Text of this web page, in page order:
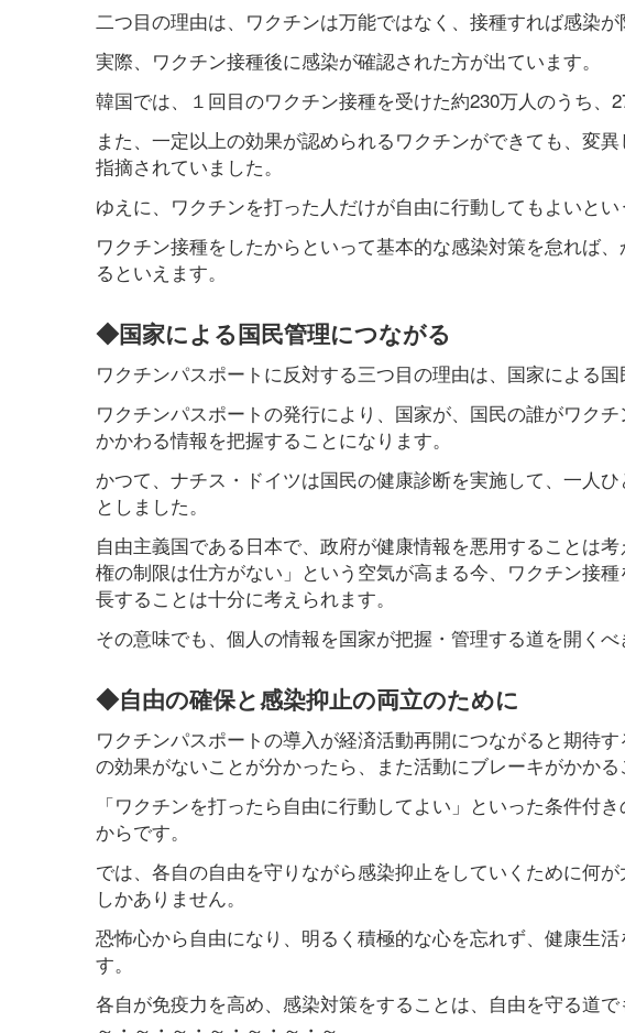
二つ目の理由は、ワクチンは万能ではなく、接種すれば感染が
実際、ワクチン接種後に感染が確認された方が出ています。
韓国では、１回目のワクチン接種を受けた約230万人のうち、
また、一定以上の効果が認められるワクチンができても、変
指摘されていました。
ゆえに、ワクチンを打った人だけが自由に行動してもよいと
ワクチン接種をしたからといって基本的な感染対策を怠れば
るといえます。
◆国家による国民管理につながる
ワクチンパスポートに反対する三つ目の理由は、国家による
ワクチンパスポートの発行により、国家が、国民の誰がワク
かかわる情報を把握することになります。
かつて、ナチス・ドイツは国民の健康診断を実施して、一人
としました。
自由主義国である日本で、政府が健康情報を悪用することは
権の制限は仕方がない」という空気が高まる今、ワクチン接
長することは十分に考えられます。
その意味でも、個人の情報を国家が把握・管理する道を開くべ
◆自由の確保と感染抑止の両立のために
ワクチンパスポートの導入が経済活動再開につながると期待
の効果がないことが分かったら、また活動にブレーキがかかる
「ワクチンを打ったら自由に行動してよい」といった条件付
からです。
では、各自の自由を守りながら感染抑止をしていくために何
しかありません。
恐怖心から自由になり、明るく積極的な心を忘れず、健康生
す。
各自が免疫力を高め、感染対策をすることは、自由を守る道で